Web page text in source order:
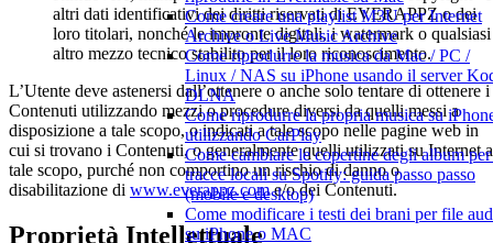
Come creare una playlist M3U per Internet
Archive o Live Music Archive
Come riprodurre la musica da Mac / PC /
Linux / NAS su iPhone usando il server
DLNA
Come riprodurre la propria musica su
utilizzando CarPlay
Come cambiare le copertine degli album
tracce locali su Spotify: guida passo passo
(mobile e desktop)
Come modificare i testi dei brani per file
su iPhone o MAC
altri dati identificativi dei diritti riservati di EVERAPPZ o dei
loro titolari, nonché le impronte digitali, i watermark o qualsiasi
altro mezzo tecnico stabilito per il loro riconoscimento.
L’Utente deve astenersi dall’ottenere o anche solo tentare di ottenere i
Contenuti utilizzando mezzi o procedure diversi da quelli messi a
disposizione a tale scopo, o indicati a tale scopo nelle pagine web in
cui si trovano i Contenuti, o generalmente quelli utilizzati su Internet a
tale scopo, purché non comportino un rischio di danno o
disabilitazione di www.everappz.come/o dei Contenuti.
Proprietà Intellettuale